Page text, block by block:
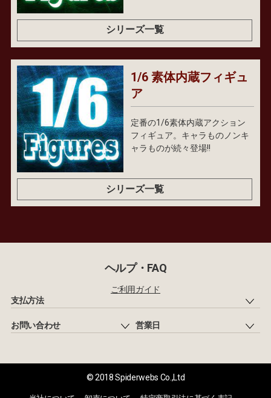
シリーズ一覧
1/6 素体内蔵フィギュ
ア
定番の1/6素体内蔵アクション
フィギュア。キャラものノンキ
ャラものが続々登場!!
シリーズ一覧
ヘルプ・FAQ
ご利用ガイド
支払方法
お問い合わせ 営業日
© 2018 Spiderwebs Co.,Ltd